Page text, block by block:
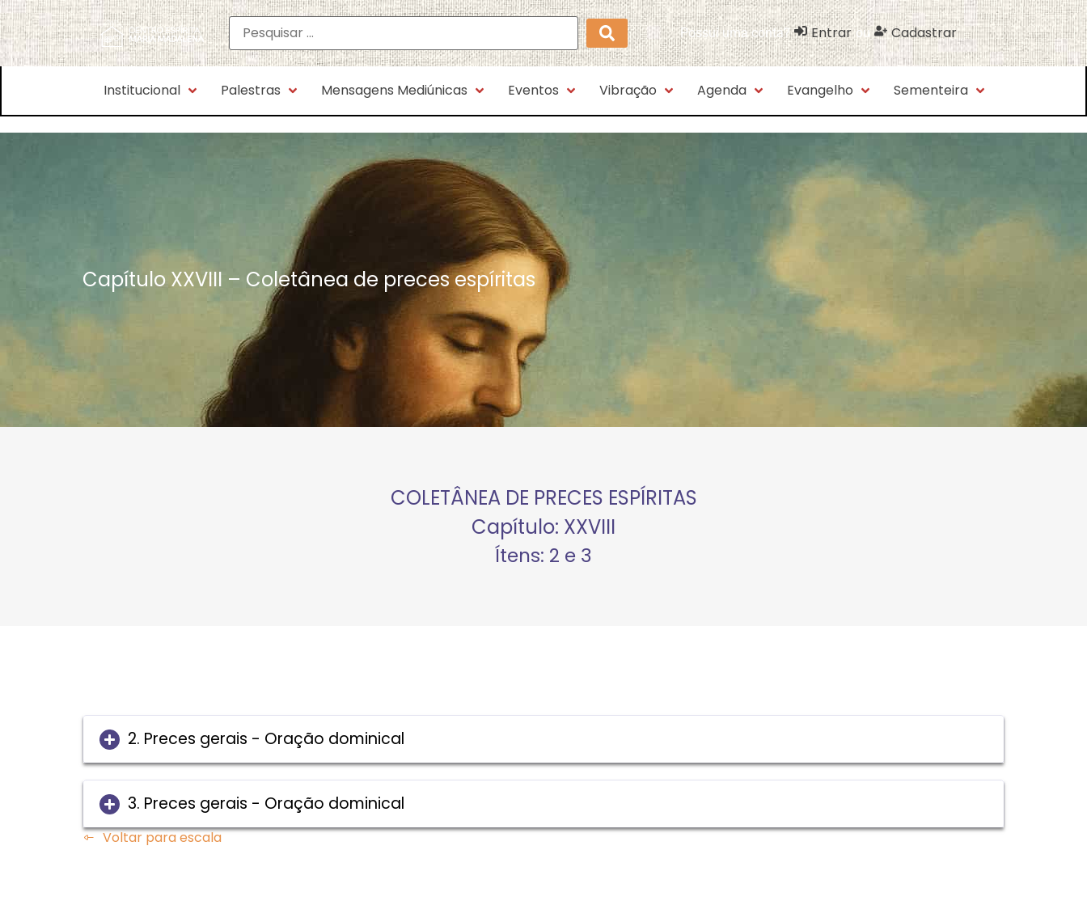
Possui uma conta? Entrar ou Cadastrar
Institucional Palestras Mensagens Mediúnicas Eventos Vibração Agenda Evangelho Sementeira
Capítulo XXVIII – Coletânea de preces espíritas
COLETÂNEA DE PRECES ESPÍRITAS
Capítulo: XXVIII
Ítens: 2 e 3
2. Preces gerais - Oração dominical
3. Preces gerais - Oração dominical
Voltar para escala